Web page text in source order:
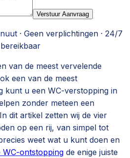
Verstuur Aanvraag
· Geen verplichtingen · 24/7
bereikbaar
van de meest vervelende
een van de meest
kunt u een WC-verstopping in
zonder meteen een
dit artikel zetten wij de vier
op een rij, van simpel tot
weet wat u kunt doen en
WC-ontstopping de enige juiste